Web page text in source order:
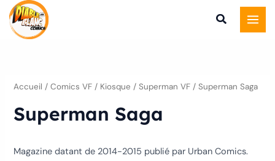
Aller
contenu
Accueil /Comics VF / Kiosque /Superman VF / Superman Saga
Superman Saga
Magazine datant de 2014-2015 publié par Urban Comics.